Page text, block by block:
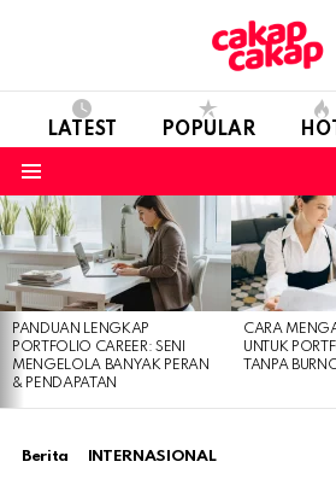
LATEST POPULAR HOT
LATEST
STORIES
PANDUAN LENGKAP
PORTFOLIO CAREER: SENI
MENGELOLA BANYAK PERAN
& PENDAPATAN
CARA
UNTUK
TANPA
Berita INTERNASIONAL